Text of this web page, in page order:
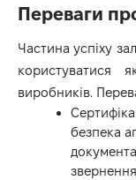
Переваги
Частина успіху
користуватися
виробників.
безпека